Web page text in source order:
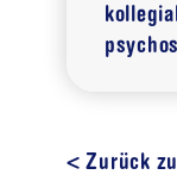
< Zurück